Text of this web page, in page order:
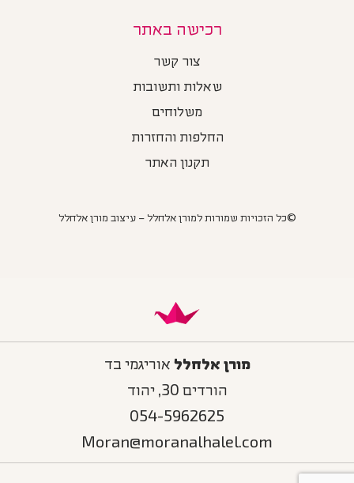
רכישה באתר
צור קשר
שאלות ותשובות
משלוחים
החלפות והחזרות
תקנון האתר
©כל הזכויות שמורות למורן אלחלל – עיצוב מורן אלחלל
מורן אלחלל אוריגמי בד
הורדים 30, יהוד
054-5962625
Moran@moranalhalel.com